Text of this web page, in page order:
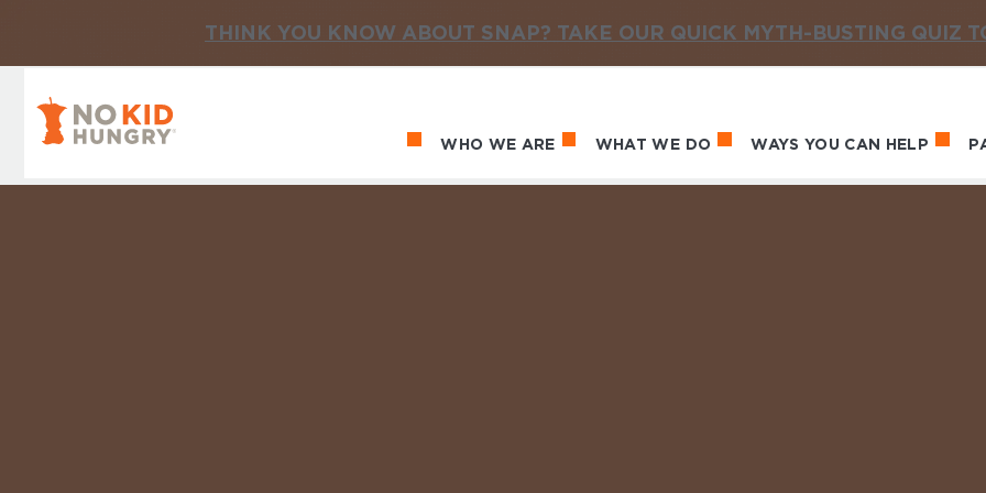
THINK YOU KNOW ABOUT SNAP? TAKE OUR QUICK MYTH-BUSTING QUIZ
Main navigation
WHO WE ARE WHAT WE DO WAYS YOU CAN HELP